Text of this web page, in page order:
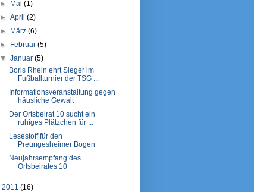
► Mai(1)
►April(2)
► März(6)
► Februar(5)
▼Januar(5)
Boris Rhein ehrt Sieger im
Fußballturnier der TSG ...
Informationsveranstaltung gegen
häusliche Gewalt
Der Ortsbeirat 10 sucht ein
ruhiges Plätzchen für ...
Lesestoff für den
Preungesheimer Bogen
Neujahrsempfang des
Ortsbeirates 10
2011 (16)